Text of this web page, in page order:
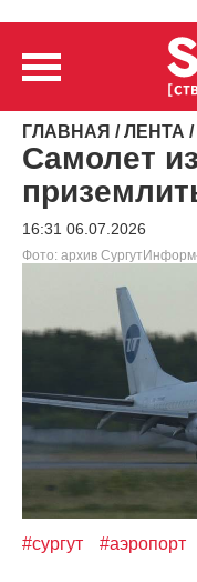
ГЛАВНАЯ /ЛЕНТА /
Самолет
16:31 06.07.2026
Фото: архив
#сургут #аэропорт